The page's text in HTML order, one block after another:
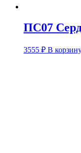
ПС07
3555 ₽ В